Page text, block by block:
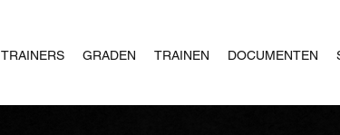
TRAINERS GRADEN TRAINEN DOCUMENTEN